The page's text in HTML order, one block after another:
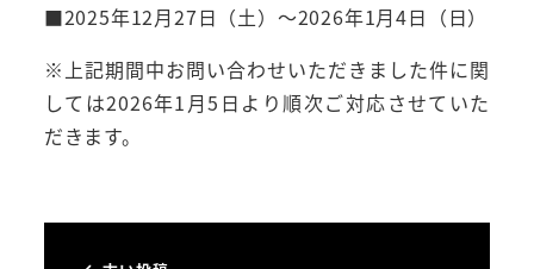
■2025年12月27日（土）～2026年1月4日（日）
※上記期間中お問い合わせいただきました件に関
しては2026年1月5日より順次ご対応させていた
だきます。